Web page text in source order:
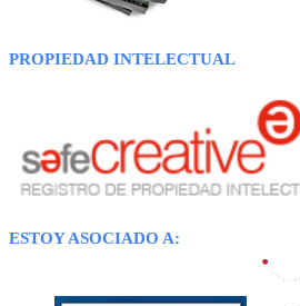
PROPIEDAD INTELECTUAL
ESTOY ASOCIADO A: